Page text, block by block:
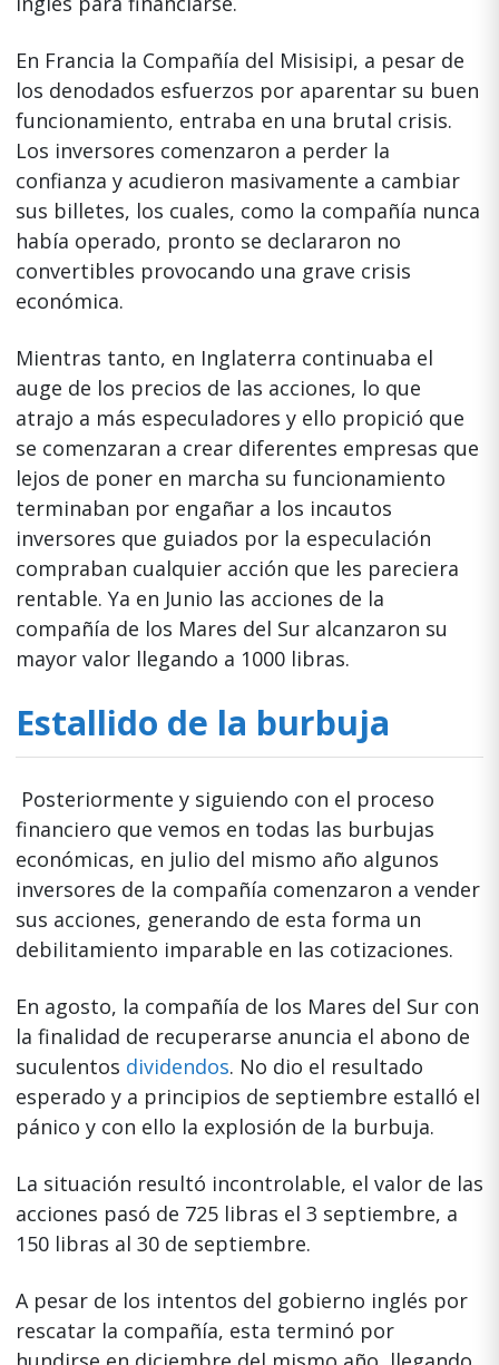
En Francia la Compañía del Misisipi, a pesar de
los denodados esfuerzos por aparentar su buen
funcionamiento, entraba en una brutal crisis.
Los inversores comenzaron a perder la
confianza y acudieron masivamente a cambiar
sus billetes, los cuales, como la compañía nunca
había operado, pronto se declararon no
convertibles provocando una grave crisis
económica.
Mientras tanto, en Inglaterra continuaba el
auge de los precios de las acciones, lo que
atrajo a más especuladores y ello propició que
se comenzaran a crear diferentes empresas que
lejos de poner en marcha su funcionamiento
terminaban por engañar a los incautos
inversores que guiados por la especulación
compraban cualquier acción que les pareciera
rentable. Ya en Junio las acciones de la
compañía de los Mares del Sur alcanzaron su
mayor valor llegando a 1000 libras.
Estallido de la burbuja
Posteriormente y siguiendo con el proceso
financiero que vemos en todas las burbujas
económicas, en julio del mismo año algunos
inversores de la compañía comenzaron a vender
sus acciones, generando de esta forma un
debilitamiento imparable en las cotizaciones.
En agosto, la compañía de los Mares del Sur con
la finalidad de recuperarse anuncia el abono de
suculentos dividendos. No dio el resultado
esperado y a principios de septiembre estalló el
pánico y con ello la explosión de la burbuja.
La situación resultó incontrolable, el valor de las
acciones pasó de 725 libras el 3 septiembre, a
150 libras al 30 de septiembre.
A pesar de los intentos del gobierno inglés por
rescatar la compañía, esta terminó por